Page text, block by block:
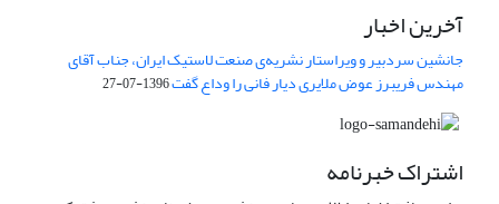
آخرین اخبار
جانشین سردبیر و ویراستار نشریه‌ی صنعت لاستیک ایران، جناب آقای
مهندس فریبرز عوض ملایری دیار فانی را وداع گفت1396-07-27
اشتراک خبرنامه